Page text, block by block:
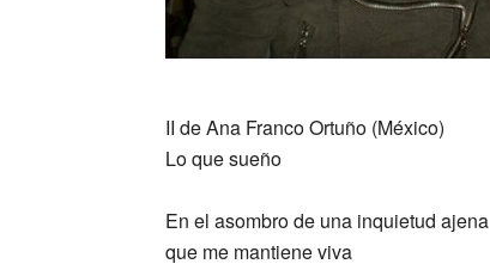
II de Ana Franco Ortuño (México)
Lo que sueño
En el asombro de una inquietud ajena
que me mantiene viva